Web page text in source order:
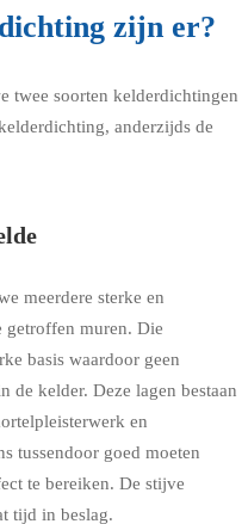
zijn er?
twee soorten kelderdichtingen
anderzijds de
meerdere sterke en
getroffen muren. Die
basis waardoor geen
kelder. Deze lagen bestaan
en
tussendoor goed moeten
te bereiken. De stijve
tijd in beslag.